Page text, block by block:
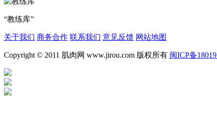
“教练库”
关于我们 商务合作 联系我们 意见反馈 网站地图
Copyright © 2011 肌肉网 www.jirou.com 版权所有 闽ICP备